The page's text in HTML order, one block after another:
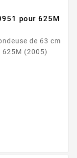
pour 625M
de 63 cm
(2005)